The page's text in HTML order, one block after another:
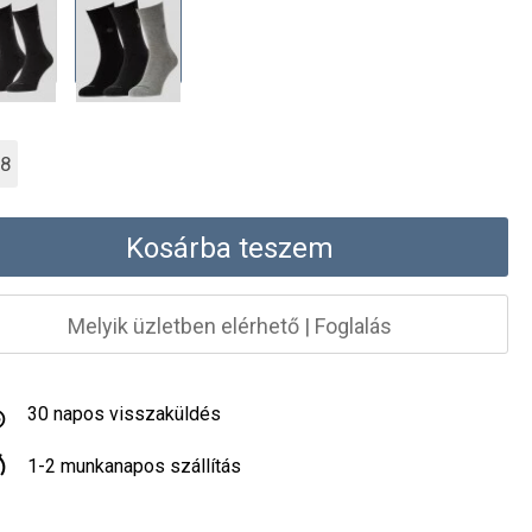
Kosárba teszem
Melyik üzletben elérhető| Foglalás
30 napos visszaküldés
1-2 munkanapos szállítás